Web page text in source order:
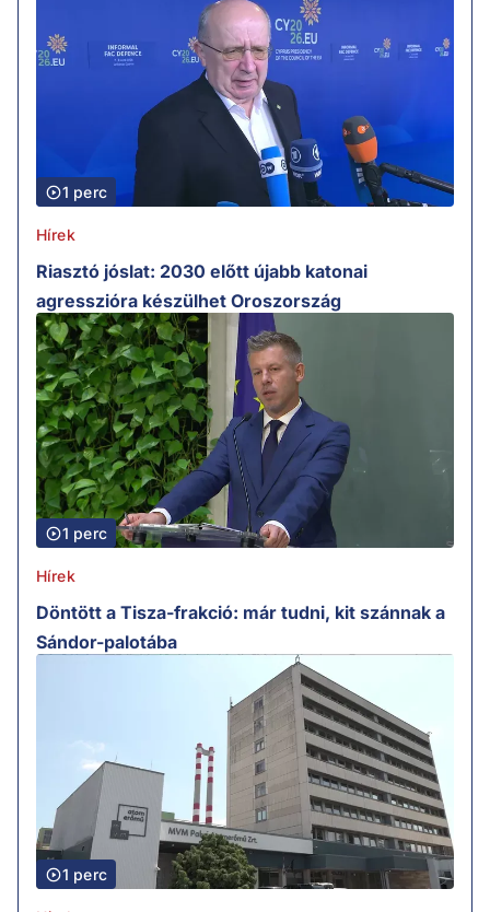
1 perc
Hírek
Riasztó jóslat: 2030 előtt újabb katonai
agresszióra készülhet Oroszország
1 perc
Hírek
Döntött a Tisza-frakció: már tudni, kit szánnak a
Sándor-palotába
1 perc